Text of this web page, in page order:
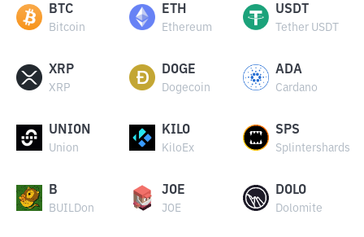
BTC
Bitcoin
ETH
Ethereum
USDT
Tether USDT
XRP
XRP
DOGE
Dogecoin
ADA
Cardano
UNION
Union
KILO
KiloEx
SPS
Splintershards
B
BUILDon
JOE
JOE
DOLO
Dolomite